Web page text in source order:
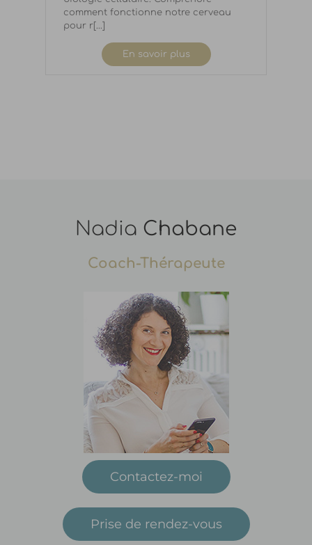
comment fonctionne notre cerveau
pour r[...]
En savoir plus
Nadia Chabane
Coach-Thérapeute
Contactez-moi
Prise de rendez-vous